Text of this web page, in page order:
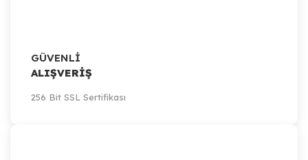
GÜVENLİ
ALIŞVERİŞ
256 Bit SSL Sertifikası